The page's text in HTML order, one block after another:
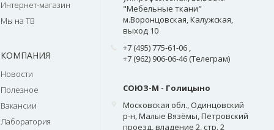
Интернет-магазин
Мы на ТВ
КОМПАНИЯ
Новости
Полезное
Вакансии
Лаборатория
"Мебельные ткани"
м.Воронцовская, Калужская,
выход 10
+7 (495) 775-61-06 ,
+7 (962) 906-06-46 (Телеграм)
СОЮЗ-М - Голицыно
Московская обл., Одинцовский
р-н, Малые Вязёмы, Петровский
проезд, владение 2, стр. 2